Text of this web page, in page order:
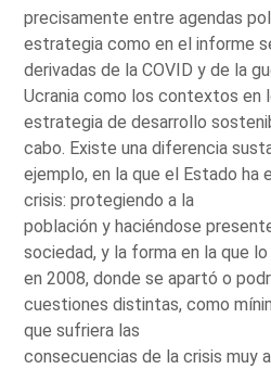
precisamente entre agendas
estrategia como en el informe
derivadas de la COVID y de la
Ucrania como los contextos en
estrategia de desarrollo
cabo. Existe una diferencia
ejemplo, en la que el Estado ha
crisis: protegiendo a la
población y haciéndose
sociedad, y la forma en la que
en 2008, donde se apartó o
cuestiones distintas, como
que sufriera las
consecuencias de la crisis muy